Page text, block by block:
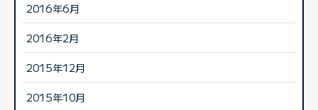
2016年6月
2016年2月
2015年12月
2015年10月